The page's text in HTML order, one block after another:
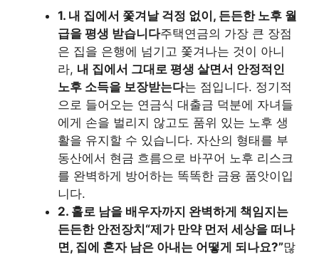
1. 내 집에서 쫓겨날 걱정 없이, 든든한 노후 월
급을 평생 받습니다주택연금의 가장 큰 장점
은 집을 은행에 넘기고 쫓겨나는 것이 아니
라, 내 집에서 그대로 평생 살면서 안정적인
노후 소득을 보장받는다는 점입니다. 정기적
으로 들어오는 연금식 대출금 덕분에 자녀들
에게 손을 벌리지 않고도 품위 있는 노후 생
활을 유지할 수 있습니다. 자산의 형태를 부
동산에서 현금 흐름으로 바꾸어 노후 리스크
를 완벽하게 방어하는 똑똑한 금융 품앗이입
니다.
2. 홀로 남을 배우자까지 완벽하게 책임지는
든든한 안전장치 “제가 만약 먼저 세상을 떠나
면, 집에 혼자 남은 아내는 어떻게 되나요?”많